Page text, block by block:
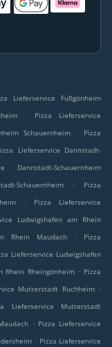
Lieferservice Fußgönheim
.
Pizza Lieferservice
Schauernheim .
Pizza
Lieferservice Dannstadt-
Dannstadt-Schauernheim
Schauernheim .
Pizza
.
Pizza Lieferservice
Ludwigshafen am Rhein
Rhein Maudach .
Pizza
Lieferservice Ludwigshafen
Rhein Rheingönheim . Pizza
Mutterstadt Ruchheim .
Lieferservice Mutterstadt
. Pizza Lieferservice
. Pizza Lieferservice